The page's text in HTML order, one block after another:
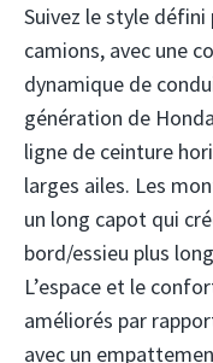
Suivez le style défini
camions, avec une
dynamique de
génération de
ligne de ceinture
larges ailes. Les
un long capot qui
bord/essieu plus
L’espace et le
améliorés par
avec un